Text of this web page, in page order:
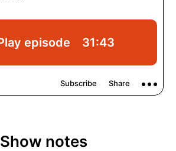
Show notes